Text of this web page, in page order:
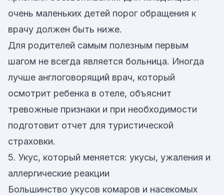
очень маленьких детей порог обращения к
врачу должен быть ниже.
Для родителей самым полезным первым
шагом не всегда является больница. Иногда
лучше англоговорящий врач, который
осмотрит ребенка в отеле, объяснит
тревожные признаки и при необходимости
подготовит отчет для туристической
страховки.
5. Укус, который меняется: укусы, ужаления и
аллергические реакции
Большинство укусов комаров и насекомых